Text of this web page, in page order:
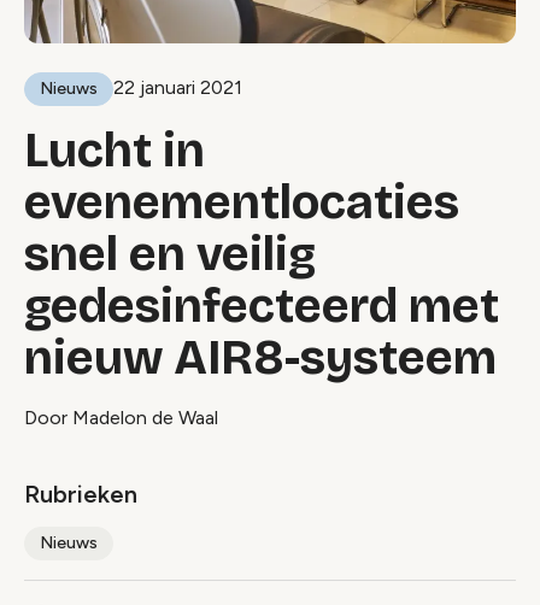
Nieuws 22 januari 2021
Lucht in
evenementlocaties
snel en veilig
gedesinfecteerd met
nieuw AIR8-systeem
Door Madelon de Waal
Rubrieken
Nieuws